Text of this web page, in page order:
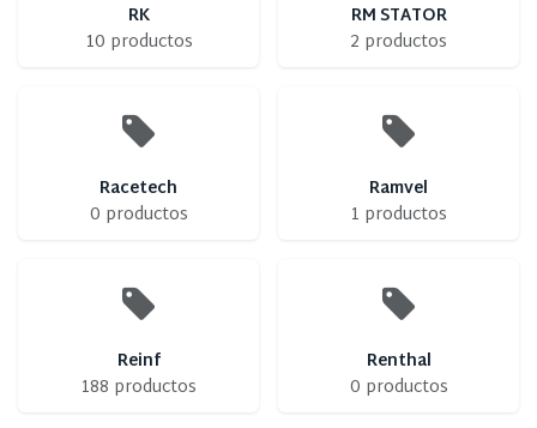
RK
10 productos
RM STATOR
2 productos
Racetech
0 productos
Ramvel
1 productos
Reinf
188 productos
Renthal
0 productos